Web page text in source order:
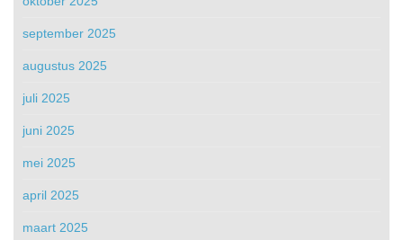
september 2025
augustus 2025
juli 2025
juni 2025
mei 2025
april 2025
maart 2025